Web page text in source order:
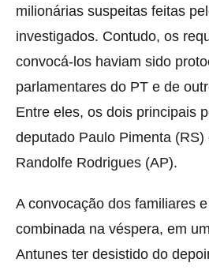
milionárias suspeitas feitas
investigados. Contudo, os
convocá-los haviam sido
parlamentares do PT e de
Entre eles, os dois principais
deputado Paulo Pimenta (RS)
Randolfe Rodrigues (AP).
A convocação dos familiares
combinada na véspera, em
Antunes ter desistido do